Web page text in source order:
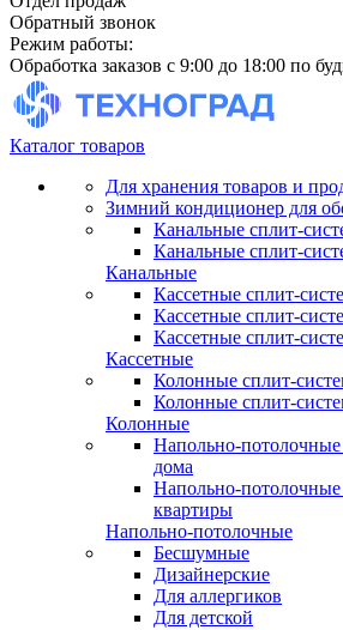
Обратный звонок
Режим работы:
Обработка заказов с 9:00 до 18:00 по
Каталог товаров
Для хранения товаров и
Зимний кондиционер для
Канальные сплит-
Канальные сплит-
Канальные
Кассетные сплит-
Кассетные сплит-
Кассетные сплит-
Кассетные
Колонные сплит-
Колонные сплит-
Колонные
Напольно-
дома
Напольно-
квартиры
Напольно-потолочные
Бесшумные
Дизайнерские
Для аллергиков
Для детской